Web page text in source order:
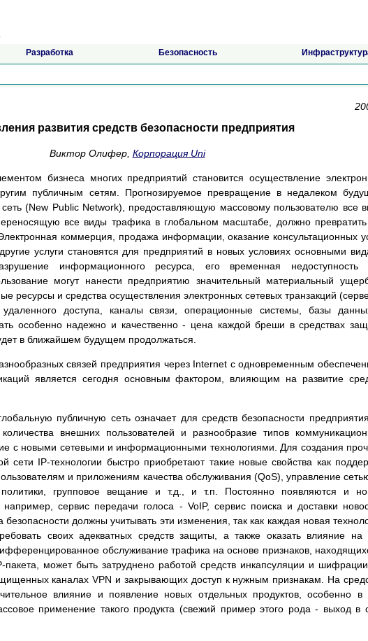
Разработка Безопасность
развития средств безопасности предприятия
Виктор Олифер, Корпорация Uni
бизнеса многих предприятий становится осуществление
публичным сетям. Прогнозируемое превращение в недалеком
(New Public Network), предоставляющую массовому пользователю все
все виды трафика в глобальном масштабе, должно превратить
коммерция, продажа информации, оказание консультационных
услуги становятся для предприятий в новых условиях основными
информационного ресурса, его временная недоступность
могут нанести предприятию значительный материальный
ресурсы и средства осуществления электронных сетевых транзакций
доступа, каналы связи, операционные системы, базы
особенно надежно и качественно - цена каждой бреши в средствах
в ближайшем будущем продолжаться.
связей предприятия через Internet с одновременным
является сегодня основным фактором, влияющим на развитие
публичную сеть означает для средств безопасности
внешних пользователей и разнообразие типов
с новыми сетевыми и информационными технологиями. Для создания
сети IP-технологии быстро приобретают такие новые свойства как
и приложениям качества обслуживания (QoS), управление
политики, групповое вещание и т.д., и т.п. Постоянно появляются и
сервис передачи голоса - VoIP, сервис поиска и доставки
безопасности должны учитывать эти изменения, так как каждая новая
своих адекватных средств защиты, а также оказать влияние на
обслуживание трафика на основе признаков,
пакета, может быть затруднено работой средств инкапсуляции и
каналах VPN и закрывающих доступ к нужным признакам. На
влияние и появление новых отдельных продуктов, особенно в
применение такого продукта (свежий пример этого рода - выход в